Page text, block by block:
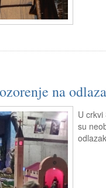
na
U
su